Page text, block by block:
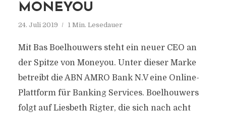
MONEYOU
24. Juli 2019 1 Min. Lesedauer
Mit Bas Boelhouwers steht ein neuer CEO an
der Spitze von Moneyou. Unter dieser Marke
betreibt die ABN AMRO Bank N.V eine Online-
Plattform für Banking Services. Boelhouwers
folgt auf Liesbeth Rigter, die sich nach acht